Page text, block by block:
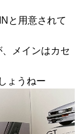
と用意されて
メインはカセ
ょうねー